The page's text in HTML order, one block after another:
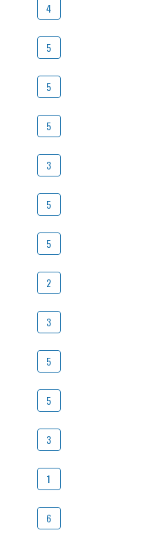
4
5
5
5
3
5
5
2
3
5
5
3
1
6